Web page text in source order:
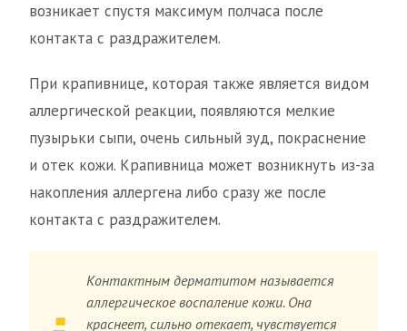
возникает спустя максимум полчаса после
контакта с раздражителем.
При крапивнице, которая также является видом
аллергической реакции, появляются мелкие
пузырьки сыпи, очень сильный зуд, покраснение
и отек кожи. Крапивница может возникнуть из-за
накопления аллергена либо сразу же после
контакта с раздражителем.
Контактным дерматитом называется
аллергическое воспаление кожи. Она
краснеет, сильно отекает, чувствуется